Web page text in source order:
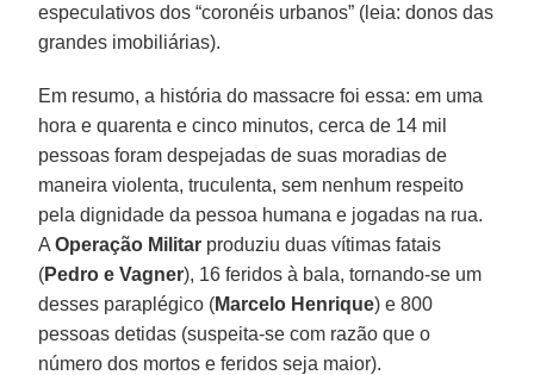
especulativos dos “coronéis urbanos” (leia: donos das
grandes imobiliárias).
Em resumo, a história do massacre foi essa: em uma
hora e quarenta e cinco minutos, cerca de 14 mil
pessoas foram despejadas de suas moradias de
maneira violenta, truculenta, sem nenhum respeito
pela dignidade da pessoa humana e jogadas na rua.
AOperação Militar produziu duas vítimas fatais
(Pedro e Vagner), 16 feridos à bala, tornando-se um
desses paraplégico (Marcelo Henrique) e 800
pessoas detidas (suspeita-se com razão que o
número dos mortos e feridos seja maior).